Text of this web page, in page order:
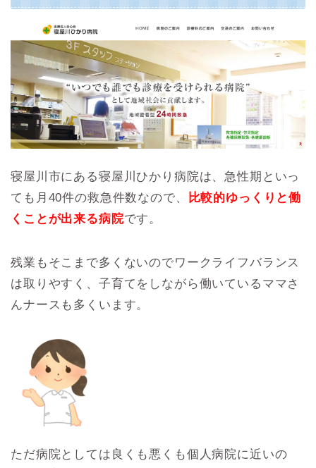
寝屋川市にある寝屋川ひかり病院は、急性期といっ
ても月40件の救急件数なので、
比較的ゆっくりと働
くことが出来る病院です。
残業もそこまで多くないのでワークライフバランス
は取りやすく、子育てをしながら働いているママさ
んナースも多くいます。
ただ病院としては良くも悪くも個人病院に近いの